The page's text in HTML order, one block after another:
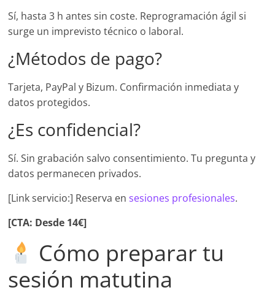
Sí, hasta 3 h antes sin coste. Reprogramación ágil si
surge un imprevisto técnico o laboral.
¿Métodos de pago?
Tarjeta, PayPal y Bizum. Confirmación inmediata y
datos protegidos.
¿Es confidencial?
Sí. Sin grabación salvo consentimiento. Tu pregunta y
datos permanecen privados.
[Link servicio:] Reserva ensesiones profesionales.
[CTA: Desde 14€]
Cómo preparar tu
sesión matutina